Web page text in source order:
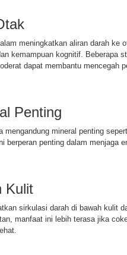
meningkatkan aliran darah ke
kemampuan kognitif. Beberapa
dapat membantu mencegah
Penting
mineral penting
berperan penting dalam menjaga
Kulit
sirkulasi darah di bawah kulit
manfaat ini lebih terasa jika